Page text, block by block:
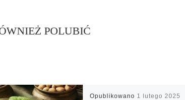
POLUBIĆ
Opublikowano 1 lutego 2025